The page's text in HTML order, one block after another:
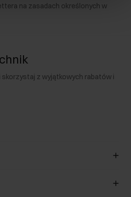
na zasadach określonych w
skorzystaj z wyjątkowych rabatów i